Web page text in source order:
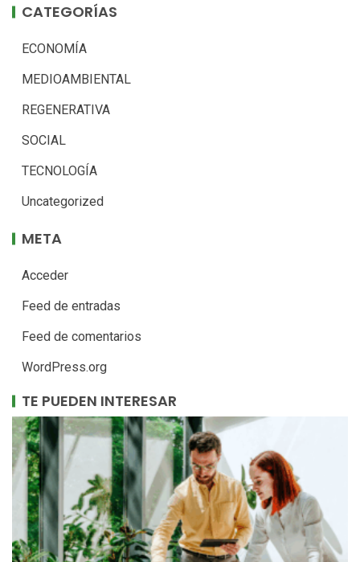
CATEGORÍAS
ECONOMÍA
MEDIOAMBIENTAL
REGENERATIVA
SOCIAL
TECNOLOGÍA
Uncategorized
META
Acceder
Feed de entradas
Feed de comentarios
WordPress.org
TE PUEDEN INTERESAR